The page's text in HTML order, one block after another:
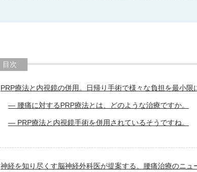
目次
PRP療法と内視鏡の併用。日帰り手術で様々な負担を最小限
― 腰痛に対するPRP療法とは、どのような治療ですか。
― PRP療法と内視鏡手術を併用されているそうですね。
神経を知り尽くす脳神経外科医が提案する、腰痛治療のニュ